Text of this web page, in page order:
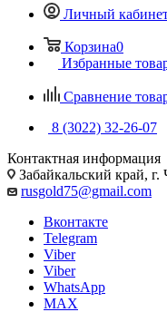
Личный
Корзина0
Избранные
Сравнение
8 (3022) 32-26-07
Контактная информация
Забайкальский край,
rusgold75@gmail.com
Вконтакте
Telegram
Viber
Viber
WhatsApp
MAX